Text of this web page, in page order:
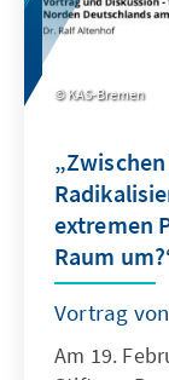
KAS-Bremen
extremen
Raum
Vortrag
Am 19.